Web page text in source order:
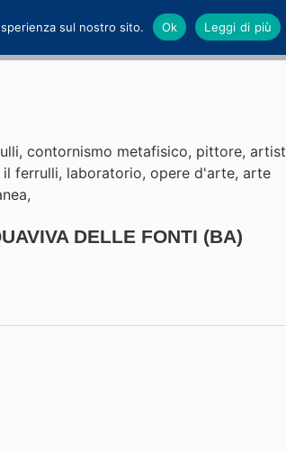
DELLE FONTI (BA)
sul nostro sito. Ok Leggi di più